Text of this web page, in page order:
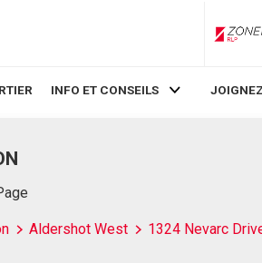
INFO ET CONSEILS
Aldershot West 1324 Nevarc